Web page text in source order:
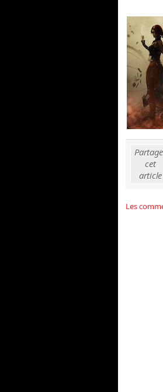
cet
article
Les